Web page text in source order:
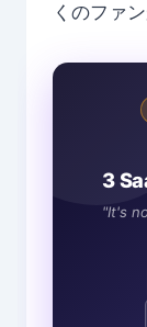
くのファ
3
"It's